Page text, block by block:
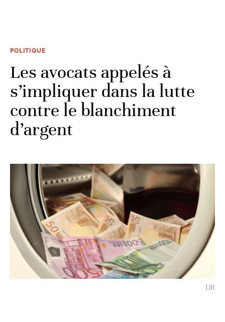
POLITIQUE
Les avocats appelés à
s’impliquer dans la lutte
contre le blanchiment
d’argent
DR